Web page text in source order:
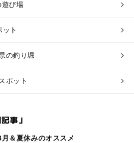
遊び場
ト
の釣り堀
ポット
事」
月＆夏休みのオススメ